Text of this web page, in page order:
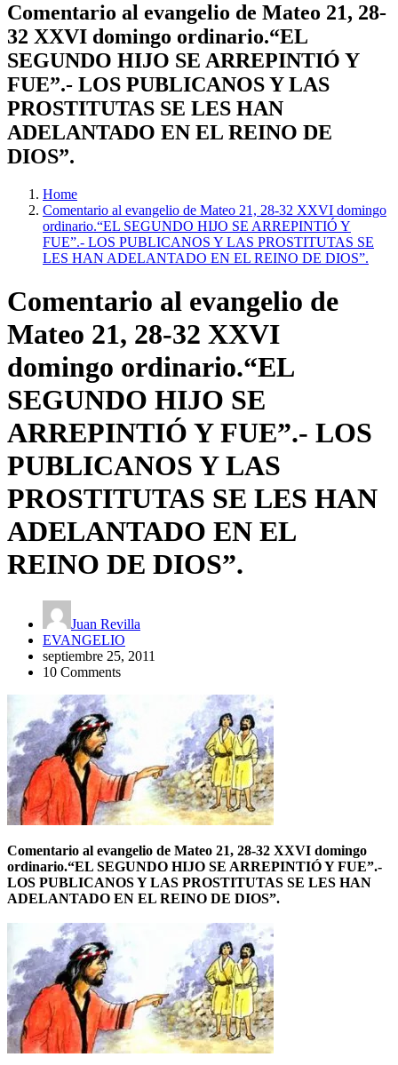
Comentario al evangelio de Mateo 21, 28-
32 XXVI domingo ordinario.“EL
SEGUNDO HIJO SE ARREPINTIÓ Y
FUE”.- LOS PUBLICANOS Y LAS
PROSTITUTAS SE LES HAN
ADELANTADO EN EL REINO DE
DIOS”.
Home
Comentario al evangelio de Mateo 21, 28-32 XXVI domingo
ordinario.“EL SEGUNDO HIJO SE ARREPINTIÓ Y
FUE”.- LOS PUBLICANOS Y LAS PROSTITUTAS SE
LES HAN ADELANTADO EN EL REINO DE DIOS”.
Comentario al evangelio de
Mateo 21, 28-32 XXVI
domingo ordinario.“EL
SEGUNDO HIJO SE
ARREPINTIÓ Y FUE”.- LOS
PUBLICANOS Y LAS
PROSTITUTAS SE LES HAN
ADELANTADO EN EL
REINO DE DIOS”.
Juan Revilla
EVANGELIO
septiembre 25, 2011
10 Comments
Comentario al evangelio de Mateo 21, 28-32 XXVI domingo
ordinario.“EL SEGUNDO HIJO SE ARREPINTIÓ Y FUE”.-
LOS PUBLICANOS Y LAS PROSTITUTAS SE LES HAN
ADELANTADO EN EL REINO DE DIOS”.